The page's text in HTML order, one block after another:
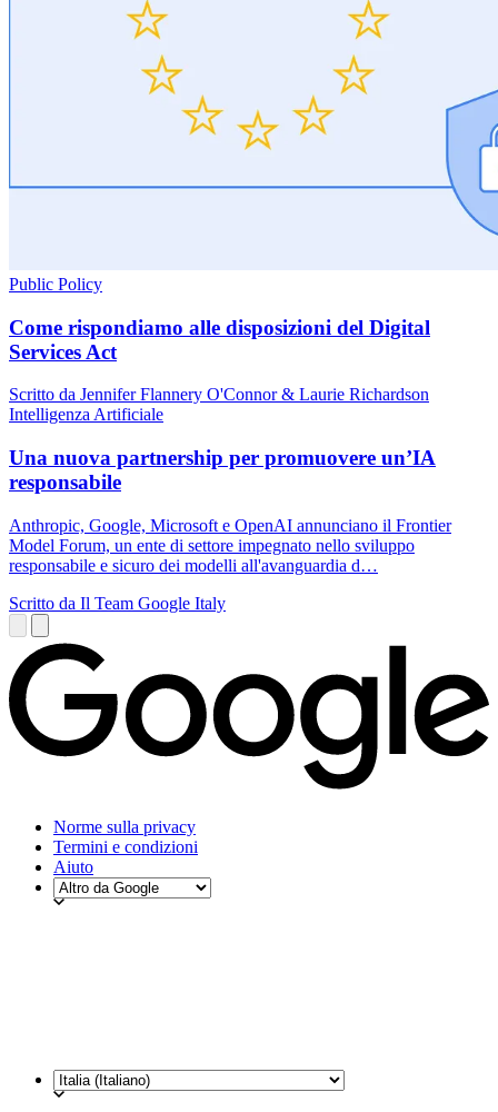
Public Policy
Come rispondiamo alle disposizioni del Digital
Services Act
Scritto da Jennifer Flannery O'Connor & Laurie Richardson
Intelligenza Artificiale
Una nuova partnership per promuovere un’IA
responsabile
Anthropic, Google, Microsoft e OpenAI annunciano il Frontier
Model Forum, un ente di settore impegnato nello sviluppo
responsabile e sicuro dei modelli all'avanguardia d…
Scritto da Il Team Google Italy
Norme sulla privacy
Termini e condizioni
Aiuto